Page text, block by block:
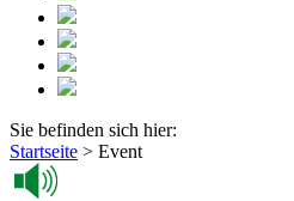
Sie befinden sich hier:
Startseite > Event